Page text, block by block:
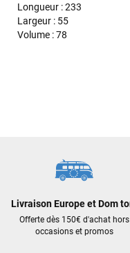
Longueur : 233
Largeur : 55
Volume : 78
Livraison Europe et Dom
Offerte dès 150€ d'achat hors
occasions et promos
le lendemain, et j’ai
propre et soigné. Plus
professionnalisme et sa